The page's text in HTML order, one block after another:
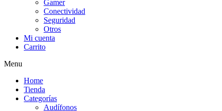
Gamer
Conectividad
Seguridad
Otros
Mi cuenta
Carrito
Menu
Home
Tienda
Categorías
Audífonos